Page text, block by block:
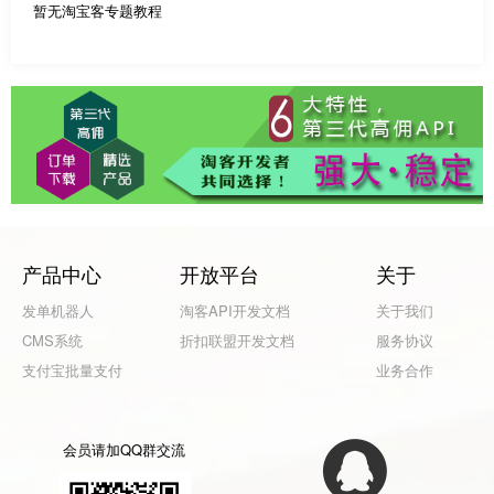
暂无淘宝客专题教程
产品中心
发单机器人
CMS系统
支付宝批量支付
开放平台
淘客API开发文档
折扣联盟开发文档
关于
关于我们
服务协议
业务合作
会员请加QQ群交流